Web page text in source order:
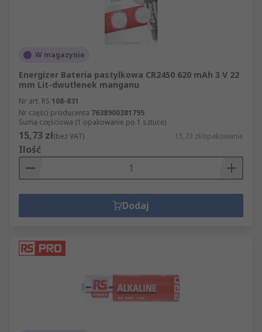
W magazynie
Energizer Bateria pastylkowa CR2450 620 mAh 3 V 22
mm Lit-dwutlenek manganu
Nr art. RS 108-831
Nr części producenta 7638900381795
Suma częściowa (1 opakowanie po 1 sztuce)
15,73 zł(bez VAT) 15,73 zł/opakowanie
Ilość
Dodaj